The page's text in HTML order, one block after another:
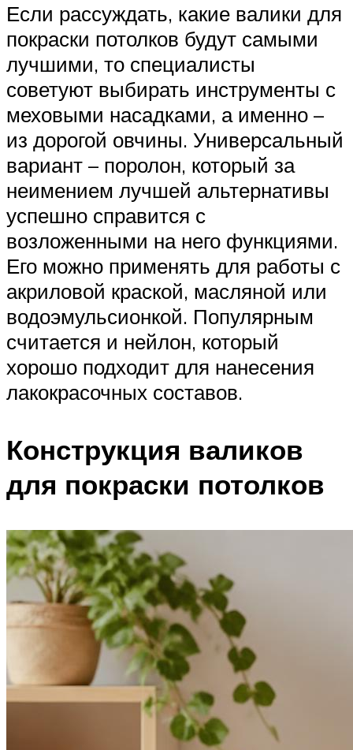
Если рассуждать, какие валики для
покраски потолков будут самыми
лучшими, то специалисты
советуют выбирать инструменты с
меховыми насадками, а именно –
из дорогой овчины. Универсальный
вариант – поролон, который за
неимением лучшей альтернативы
успешно справится с
возложенными на него функциями.
Его можно применять для работы с
акриловой краской, масляной или
водоэмульсионкой. Популярным
считается и нейлон, который
хорошо подходит для нанесения
лакокрасочных составов.
Конструкция валиков
для покраски потолков